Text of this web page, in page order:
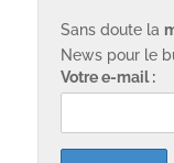
Sans doute la
News pour le
Votre e-mail :